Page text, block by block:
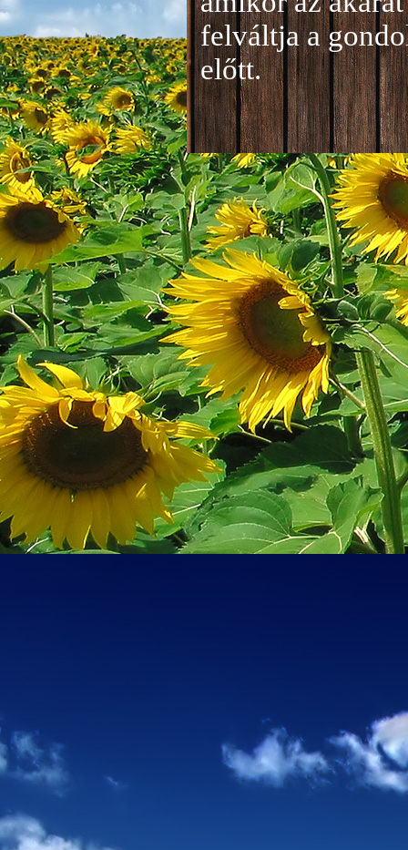
felváltja a
előtt.
Jelentkezés a
A
folyamatosan
benyújtása a je
történik mind
személyesen.
személyesen a
címen tudjátok
Kérelmeteket
Elérhetőségek